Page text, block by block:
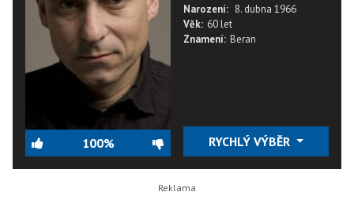
100%
Narození: 8. dubna 1966
Věk: 60 let
Znamení: Beran
RYCHLÝ VÝBĚR